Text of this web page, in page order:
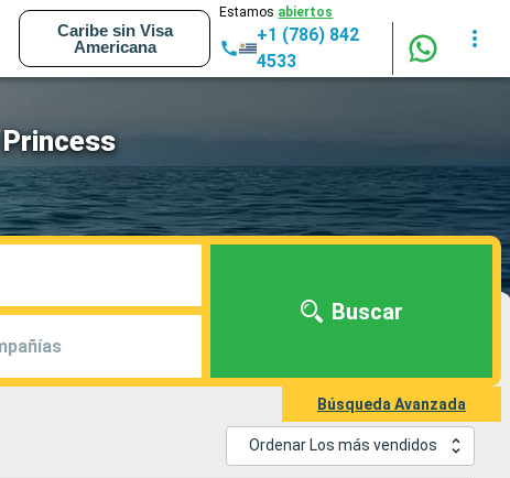
Caribe sin Visa
Americana
Estamos abiertos
+1 (786) 842
4533
Buscar
Búsqueda Avanzada
Ordenar Los más vendidos